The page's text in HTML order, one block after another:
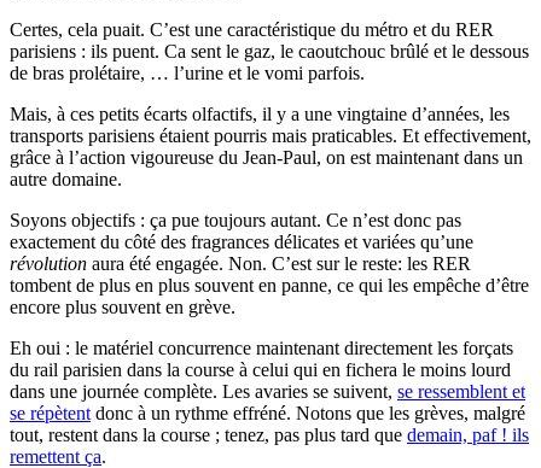
Certes, cela puait. C’est une caractéristique du métro et du RER
parisiens : ils puent. Ca sent le gaz, le caoutchouc brûlé et le dessous
de bras prolétaire, … l’urine et le vomi parfois.
Mais, à ces petits écarts olfactifs, il y a une vingtaine d’années, les
transports parisiens étaient pourris mais praticables. Et effectivement,
grâce à l’action vigoureuse du Jean-Paul, on est maintenant dans un
autre domaine.
Soyons objectifs : ça pue toujours autant. Ce n’est donc pas
exactement du côté des fragrances délicates et variées qu’une
révolution aura été engagée. Non. C’est sur le reste: les RER
tombent de plus en plus souvent en panne, ce qui les empêche d’être
encore plus souvent en grève.
Eh oui : le matériel concurrence maintenant directement les forçats
du rail parisien dans la course à celui qui en fichera le moins lourd
dans une journée complète. Les avaries se suivent, se ressemblent et
se répètent donc à un rythme effréné. Notons que les grèves, malgré
tout, restent dans la course ; tenez, pas plus tard que demain, paf ! ils
remettent ça.